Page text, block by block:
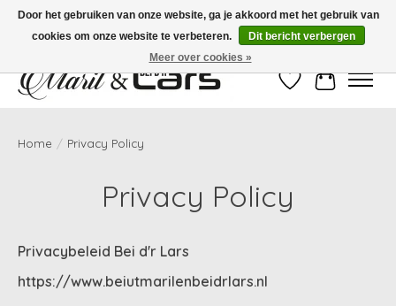
Gratis verzending vanaf €99,- | Voor 16:00 uur besteld, vandaag verzonden!
Verlanglijst
Home / Privacy Policy
Privacy Policy
Privacybeleid Bei d'r Lars
https://www.beiutmarilenbeidrlars.nl
Door het gebruiken van onze website, ga je akkoord met het gebruik van
cookies om onze website te verbeteren.
Dit bericht verbergen
Meer over cookies »